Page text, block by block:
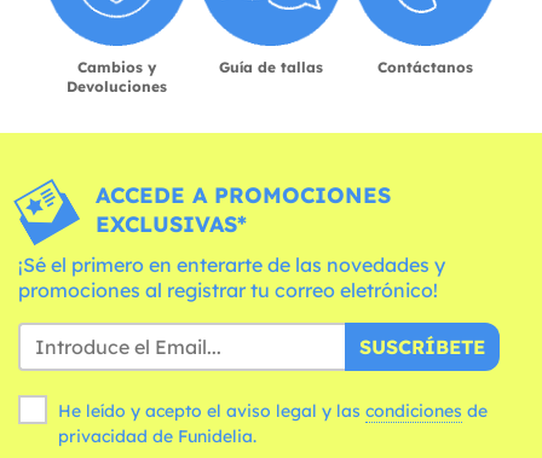
Cambios y
Devoluciones
Guía de tallas Contáctanos
ACCEDE A PROMOCIONES
EXCLUSIVAS*
¡Sé el primero en enterarte de las novedades y
promociones al registrar tu correo eletrónico!
SUSCRÍBETE
He leído y acepto el aviso legal y las condiciones
privacidad de Funidelia.